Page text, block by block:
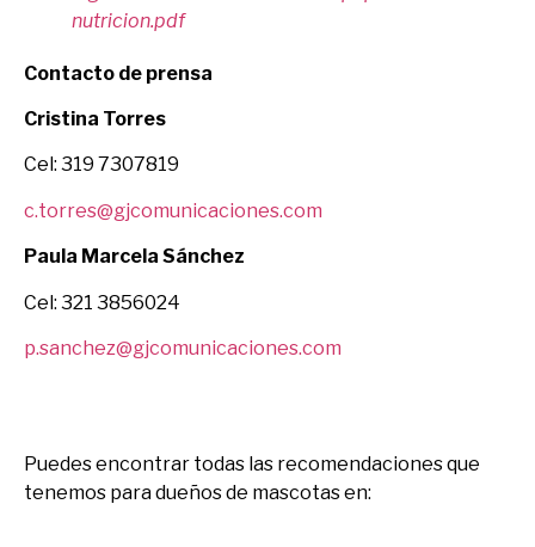
nutricion.pdf
Contacto de prensa
Cristina Torres
Cel: 319 7307819
c.torres@gjcomunicaciones.com
Paula Marcela Sánchez
Cel: 321 3856024
p.sanchez@gjcomunicaciones.com
Puedes encontrar todas las recomendaciones que
tenemos para dueños de mascotas en: